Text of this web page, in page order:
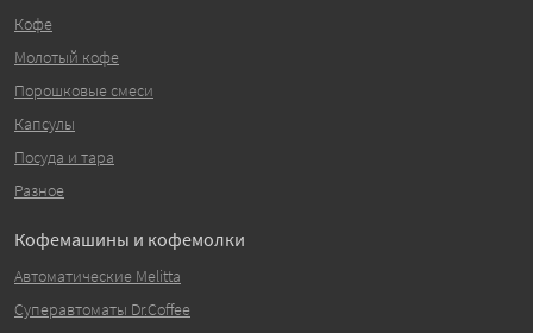
Кофе
Молотый кофе
Порошковые смеси
Капсулы
Посуда и тара
Разное
Кофемашины и кофемолки
Автоматические Melitta
Суперавтоматы Dr.Coffee